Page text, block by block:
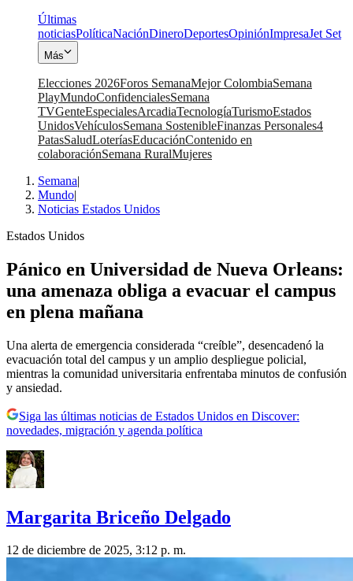
Últimas
noticiasPolíticaNaciónDineroDeportesOpiniónImpresaJet Set
Más
Elecciones 2026Foros SemanaMejor ColombiaSemana
PlayMundoConfidencialesSemana
TVGenteEspecialesArcadiaTecnologíaTurismoEstados
UnidosVehículosSemana SostenibleFinanzas Personales4
PatasSaludLoteríasEducaciónContenido en
colaboraciónSemana RuralMujeres
Semana|
Mundo|
Noticias Estados Unidos
Estados Unidos
Pánico en Universidad de Nueva Orleans:
una amenaza obliga a evacuar el campus
en plena mañana
Una alerta de emergencia considerada “creíble”, desencadenó la
evacuación total del campus y un amplio despliegue policial,
mientras la comunidad universitaria enfrentaba minutos de confusión
y ansiedad.
Siga las últimas noticias de Estados Unidos en Discover:
novedades, migración y agenda política
Margarita Briceño Delgado
12 de diciembre de 2025, 3:12 p. m.